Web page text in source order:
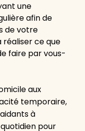
une
afin de
de votre
réaliser ce que
faire par vous-
aux
temporaire,
à
pour